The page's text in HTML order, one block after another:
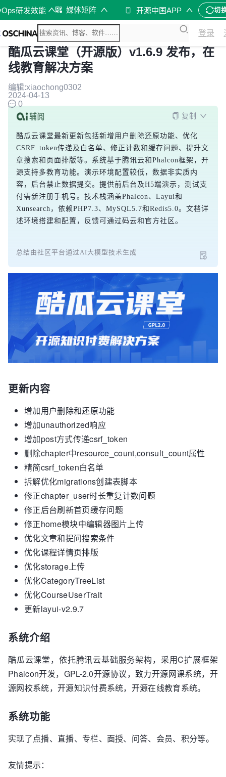
研发效能 媒体矩阵 开源中国APP 切
登录
酷瓜云课堂（开源版）v1.6.9 发布，在
线教育解决方案
编辑:xiaochong0302
2024-04-13
0
复制
酷瓜云课堂最新更新包括新增用户删除还原功能、优化
CSRF_token传递及白名单、修正计数和缓存问题、提升文
章搜索和页面排版等。系统基于腾讯云和Phalcon框架，开
源支持多教育功能。演示环境配置较低，数据非实质内
容，后台禁止数据提交。提供前后台及H5端演示，测试支
付需新注册手机号。技术栈涵盖Phalcon、Layui和
Xunsearch，依赖PHP7.3、MySQL5.7和Redis5.0。文档详
述环境搭建和配置，反馈可通过码云和官方社区。
总结由社区平台通过AI大模型技术生成
更新内容
增加用户删除和还原功能
增加unauthorized响应
增加post方式传递csrf_token
删除chapter中resource_count,consult_count属性
精简csrf_token白名单
拆解优化migrations创建表脚本
修正chapter_user时长重复计数问题
修正后台刷新首页缓存问题
修正home模块中编辑器图片上传
优化文章和提问搜索条件
优化课程详情页排版
优化storage上传
优化CategoryTreeList
优化CourseUserTrait
更新layui-v2.9.7
系统介绍
酷瓜云课堂，依托腾讯云基础服务架构，采用C扩展框架
Phalcon开发，GPL-2.0开源协议，致力开源网课系统，开
源网校系统，开源知识付费系统，开源在线教育系统。
系统功能
实现了点播、直播、专栏、面授、问答、会员、积分等。
友情提示：